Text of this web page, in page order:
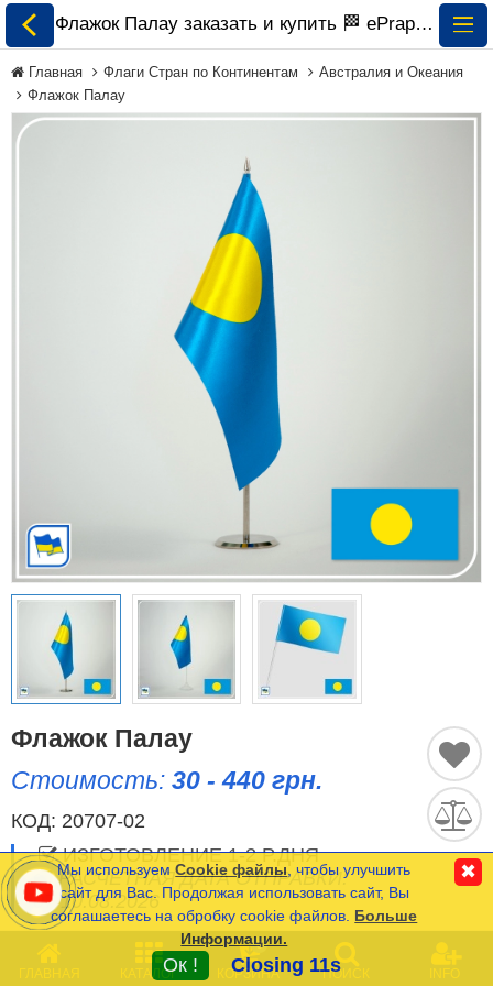
Флаги Мира по
Флаги Международных
Этнические Флаги
Флаги США (штатов)
Другие флаги
Язык
Частые Вопросы (FAQ)
Оплата и Доставка
ГЛАВНАЯ КАТАЛОГ
0
КОРЗИНА ПОИСК INFO
Флажок Палау заказать и купить 🏁 ePrapor.com.ua
Главная Флаги Стран по Континентам
Австралия и Океания
Флажок Палау
Флажок Палау
Стоимость: 30 - 440 грн.
КОД: 20707-02
ИЗГОТОВЛЕНИЕ 1-2 Р.ДНЯ
РАСЧЕТНАЯ ДАТА ОТПРАВКИ:
07/10.08.2026
Минимальная сумма заказа на сайте- 120 грн.
Мы используемCookie файлы , чтобы улучшить
сайт для Вас. Продолжая использовать сайт, Вы
соглашаетесь на обробку cookie файлов. Больше
Информации.
Ок ! Closing 11s
✖